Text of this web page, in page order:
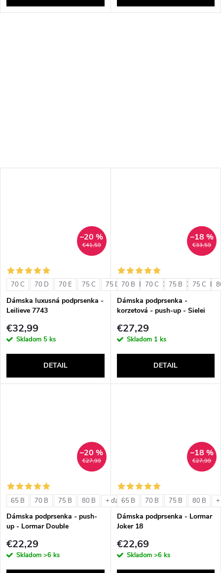
€41,59
–20 %
70 C 70 D 70 E 75 C 75 D 75 E 80 C 80 D 80 E
Dámska luxusná podprsenka -
Leilieve 7743
€32,99
Skladom 5 ks
DETAIL
€33,59
–18 %
70 B 70 C 75 B 75 C
Dámska podprsenka -
korzetová - push-up - Sielei
€27,29
Skladom 1 ks
DETAIL
€27,99
–20 %
65 B 70 B 75 B 80 B + ďalšie
Dámska podprsenka - push-
up - Lormar Double
€22,29
Skladom >6 ks
€27,99
–18 %
65 B 70 B 75 B 80 B
Dámska podprsenka - Lormar
Joker 18
€22,69
Skladom >6 ks